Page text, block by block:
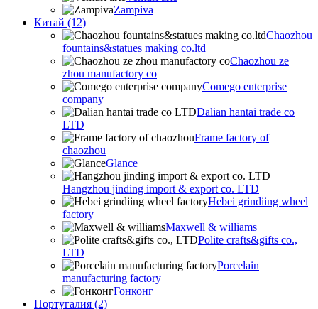
Zampiva
Китай (12)
Chaozhou
fountains&statues making co.ltd
Chaozhou ze
zhou manufactory co
Comego enterprise
company
Dalian hantai trade co
LTD
Frame factory of
chaozhou
Glance
Hangzhou jinding import & export co. LTD
Hebei grindiing wheel
factory
Maxwell & williams
Polite crafts&gifts co.,
LTD
Porcelain
manufacturing factory
Гонконг
Португалия (2)